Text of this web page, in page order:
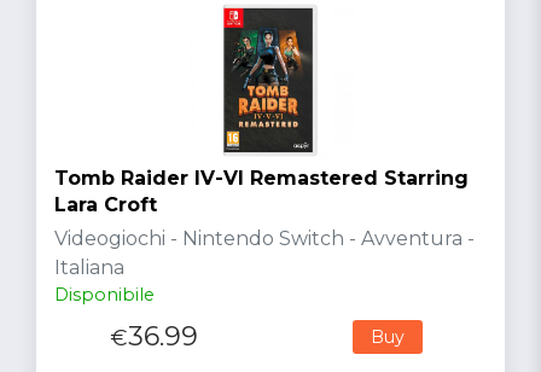
Tomb Raider IV-VI Remastered Starring
Lara Croft
Videogiochi - Nintendo Switch - Avventura -
Italiana
Disponibile
€36.99 Buy